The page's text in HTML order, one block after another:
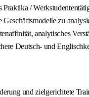
Praktika /
Geschäftsmodelle zu
analytisches
Deutsch- und
und zielgerichtete